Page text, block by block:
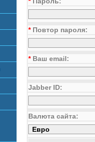
*Повтор пароля:
*Ваш email:
Jabber ID:
Валюта сайта: